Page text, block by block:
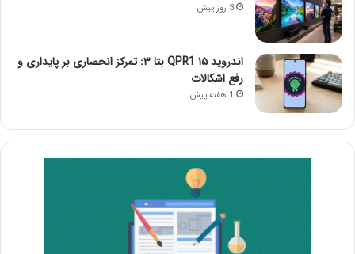
3 روز پیش
اندروید ۱۵ QPR1 بتا ۳: تمرکز انحصاری بر پایداری و
رفع اشکالات
1 هفته پیش